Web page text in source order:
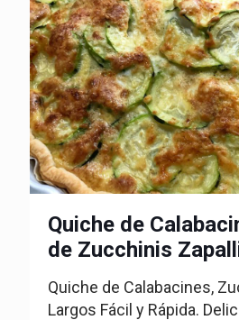
Quiche de
de Zucchinis
Quiche de Calabacines,
Largos Fácil y Rápida.